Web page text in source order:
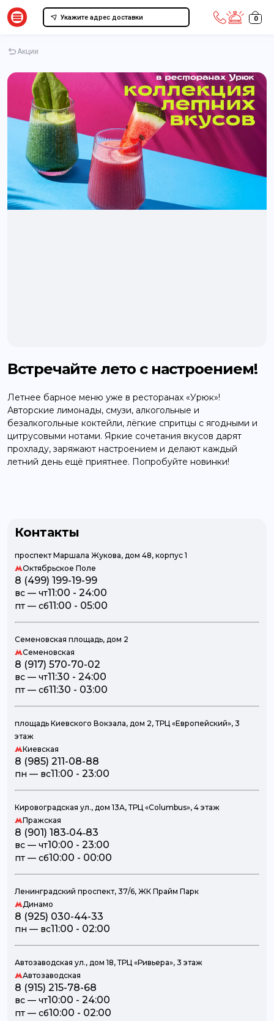
Укажите адрес доставки 0
Акции
Встречайте лето с настроением!
Летнее барное меню уже в ресторанах «Урюк»!
Авторские лимонады, смузи, алкогольные и
безалкогольные коктейли, лёгкие спритцы с ягодными и
цитрусовыми нотами. Яркие сочетания вкусов дарят
прохладу, заряжают настроением и делают каждый
летний день ещё приятнее. Попробуйте новинки!
Контакты
проспект Маршала Жукова, дом 48, корпус 1
Октябрьское Поле
8 (499) 199-19-99
вc — чт11:00 - 24:00
пт — сб11:00 - 05:00
Семеновская площадь, дом 2
Семеновская
8 (917) 570-70-02
вc — чт11:30 - 24:00
пт — сб11:30 - 03:00
площадь Киевского Вокзала, дом 2, ТРЦ «Европейский», 3
этаж
Киевская
8 (985) 211-08-88
пн — вc11:00 - 23:00
Кировоградская ул., дом 13А, ТРЦ «Columbus», 4 этаж
Пражская
‪8 (901) 183‑04‑83‬
вc — чт10:00 - 23:00
пт — сб10:00 - 00:00
Ленинградский проспект, 37/6, ЖК Прайм Парк
Динамо
8 (925) 030-44-33
пн — вc11:00 - 02:00
Автозаводская ул., дом 18, ТРЦ «Ривьера», 3 этаж
Автозаводская
8 (915) 215-78-68
вc — чт10:00 - 24:00
пт — сб10:00 - 02:00